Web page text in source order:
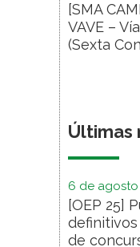
[SMA
VAVE –
(Sexta
Últimas
6 de
[OEP 25]
de